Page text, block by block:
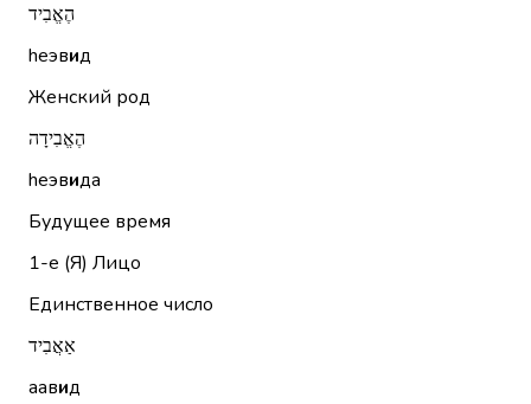
הֶאֱבִיד
hеэвид
Женский род
הֶאֱבִידָה
hеэвида
Будущее время
1-е (Я) Лицо
Единственное число
אַאֲבִיד
аавид